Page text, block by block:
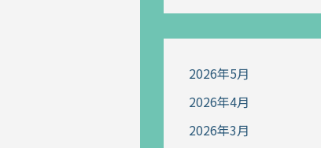
2026年5月
2026年4月
2026年3月